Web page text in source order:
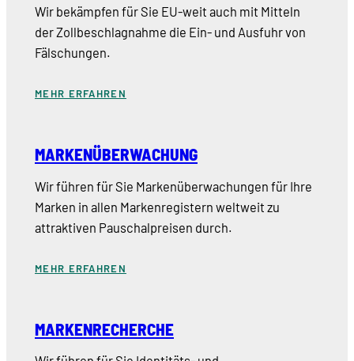
Wir bekämpfen für Sie EU-weit auch mit Mitteln
der Zollbeschlagnahme die Ein- und Ausfuhr von
Fälschungen.
MEHR ERFAHREN
MARKENÜBERWACHUNG
Wir führen für Sie Markenüberwachungen für Ihre
Marken in allen Markenregistern weltweit zu
attraktiven Pauschalpreisen durch.
MEHR ERFAHREN
MARKENRECHERCHE